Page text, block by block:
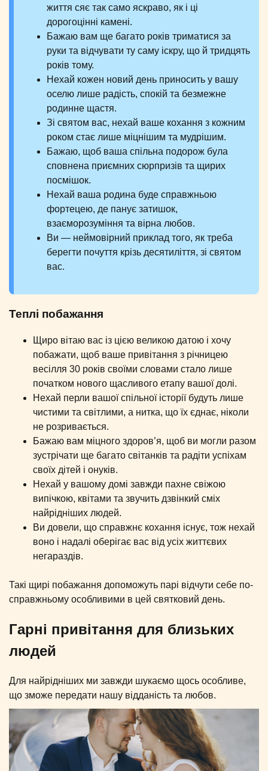
життя сяє так само яскраво, як і ці
дорогоцінні камені.
Бажаю вам ще багато років триматися за
руки та відчувати ту саму іскру, що й тридцять
років тому.
Нехай кожен новий день приносить у вашу
оселю лише радість, спокій та безмежне
родинне щастя.
Зі святом вас, нехай ваше кохання з кожним
роком стає лише міцнішим та мудрішим.
Бажаю, щоб ваша спільна подорож була
сповнена приємних сюрпризів та щирих
посмішок.
Нехай ваша родина буде справжньою
фортецею, де панує затишок,
взаєморозуміння та вірна любов.
Ви — неймовірний приклад того, як треба
берегти почуття крізь десятиліття, зі святом
вас.
Теплі побажання
Щиро вітаю вас із цією великою датою і хочу
побажати, щоб ваше привітання з річницею
весілля 30 років своїми словами стало лише
початком нового щасливого етапу вашої долі.
Нехай перли вашої спільної історії будуть лише
чистими та світлими, а нитка, що їх єднає, ніколи
не розривається.
Бажаю вам міцного здоров’я, щоб ви могли разом
зустрічати ще багато світанків та радіти успіхам
своїх дітей і онуків.
Нехай у вашому домі завжди пахне свіжою
випічкою, квітами та звучить дзвінкий сміх
найрідніших людей.
Ви довели, що справжнє кохання існує, тож нехай
воно і надалі оберігає вас від усіх життєвих
негараздів.
Такі щирі побажання допоможуть парі відчути себе по-
справжньому особливими в цей святковий день.
Гарні привітання для близьких
людей
Для найрідніших ми завжди шукаємо щось особливе,
що зможе передати нашу відданість та любов.